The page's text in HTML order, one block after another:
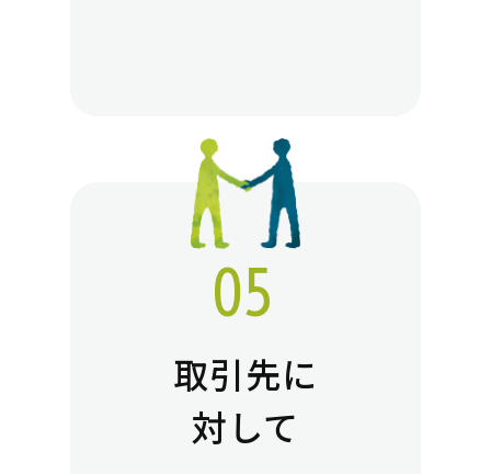
取引先に
対して